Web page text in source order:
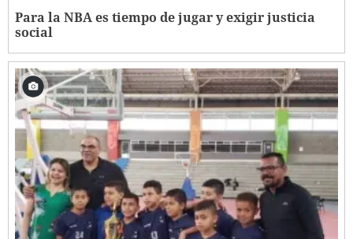
Para la NBA es tiempo de jugar y exigir justicia
social